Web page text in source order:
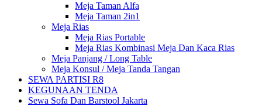
Meja Taman Alfa
Meja Taman 2in1
Meja Rias
Meja Rias Portable
Meja Rias Kombinasi Meja Dan Kaca Rias
Meja Panjang / Long Table
Meja Konsul / Meja Tanda Tangan
SEWA PARTISI R8
KEGUNAAN TENDA
Sewa Sofa Dan Barstool Jakarta